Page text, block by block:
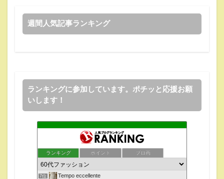
週間人気記事ランキング
ランキングに参加しています。ポチッと応援お願
いします！
ランキング ポイント ブロ画
7位 Tempo eccellente